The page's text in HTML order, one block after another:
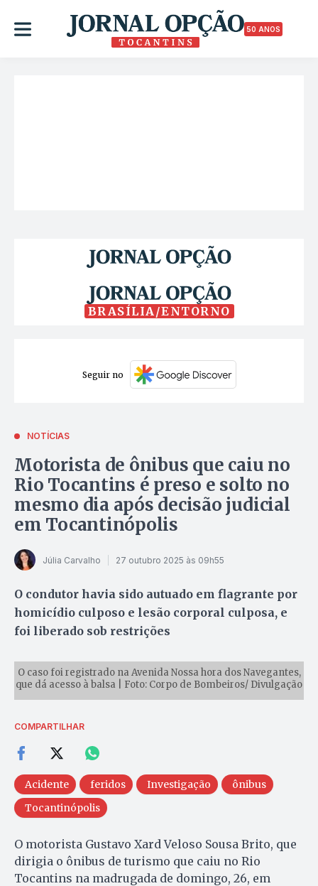
50 ANOS
BRASÍLIA/ENTORNO
Seguir no
NOTÍCIAS
Motorista de ônibus que caiu no
Rio Tocantins é preso e solto no
mesmo dia após decisão judicial
em Tocantinópolis
Júlia Carvalho 27 outubro 2025 às 09h55
O condutor havia sido autuado em flagrante por
homicídio culposo e lesão corporal culposa, e
foi liberado sob restrições
O caso foi registrado na Avenida Nossa hora dos Navegantes,
que dá acesso à balsa | Foto: Corpo de Bombeiros/ Divulgação
COMPARTILHAR
Acidente feridos Investigação
ônibus
Tocantinópolis
O motorista Gustavo Xard Veloso Sousa Brito, que
dirigia o ônibus de turismo que caiu no Rio
Tocantins na madrugada de domingo, 26, em